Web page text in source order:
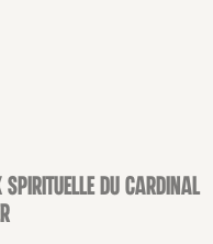
JOURNÉE D'ÉTUDE
spirituelle du Cardinal